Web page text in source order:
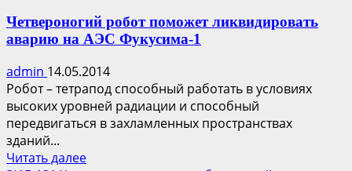
Четвероногий робот поможет ликвидировать
аварию на АЭС Фукусима-1
admin 14.05.2014
Робот – тетрапод способный работать в условиях
высоких уровней радиации и способный
передвигаться в захламленных пространствах
зданий...
Читать далееПрочитать